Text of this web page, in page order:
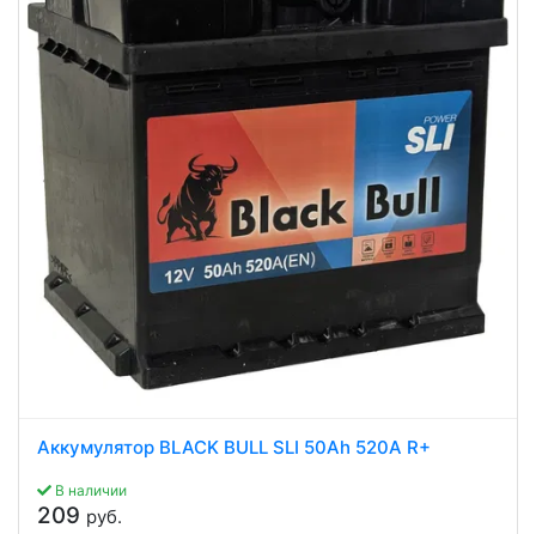
Аккумулятор BLACK BULL SLI 50Ah 520A R+
В наличии
209 руб.